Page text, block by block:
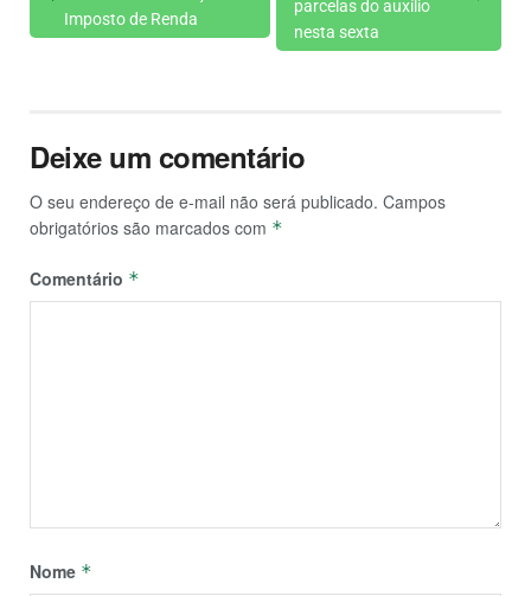
Imposto de Renda
parcelas do auxílio
nesta sexta
Deixe um comentário
O seu endereço de e-mail não será publicado. Campos
obrigatórios são marcados com *
Comentário *
Nome *